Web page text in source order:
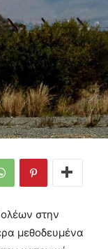
στην
μεθοδευμένα